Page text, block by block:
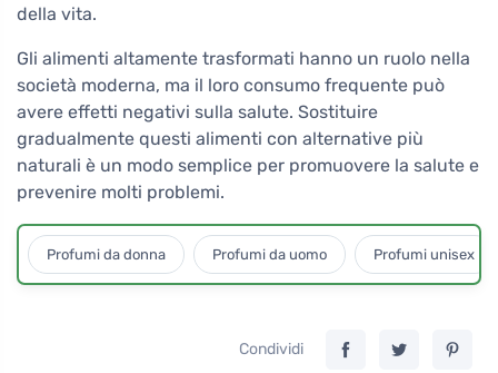
della vita.
Gli alimenti altamente trasformati hanno un ruolo nella
società moderna, ma il loro consumo frequente può
avere effetti negativi sulla salute. Sostituire
gradualmente questi alimenti con alternative più
naturali è un modo semplice per promuovere la salute e
prevenire molti problemi.
Profumi da donna Profumi da uomo Profumi unisex
Condividi